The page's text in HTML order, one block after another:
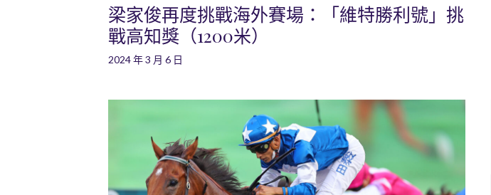
梁家俊再度挑戰海外賽場：「維特勝利號」挑
戰高知獎（1200米）
2024 年 3 月 6 日